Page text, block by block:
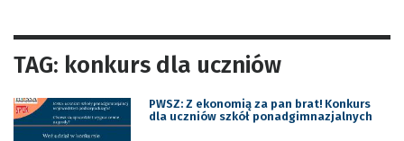
TAG: konkurs dla uczniów
PWSZ: Z ekonomią za pan brat! Konkurs
dla uczniów szkół ponadgimnazjalnych